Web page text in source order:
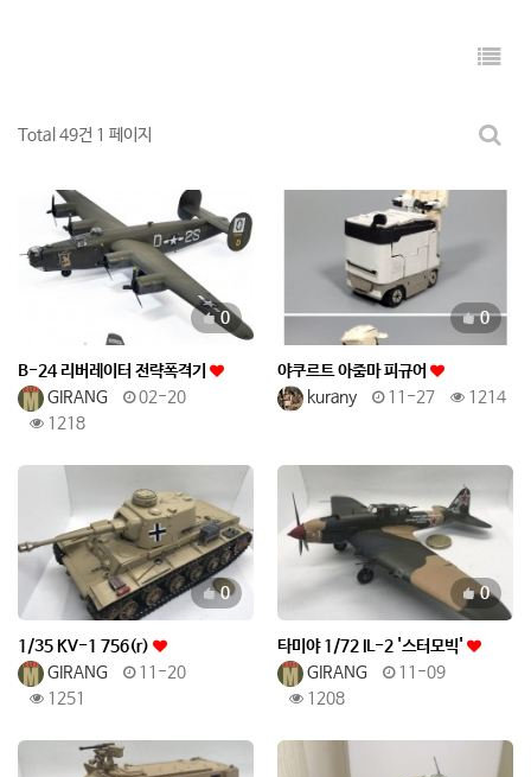
Total 49건 1 페이지
추천 0
B-24 리버레이터 전략폭격기
GIRANG
02-20
1218
추천 0
야쿠르트 아줌마 피규어
kurany
11-27 1214
추천 0
1/35 KV-1 756(r)
GIRANG
11-20
1251
추천 0
타미야 1/72 IL-2 '스터모빅'
GIRANG
11-09
1208